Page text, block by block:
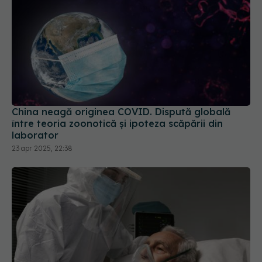
China neagă originea COVID. Dispută globală
între teoria zoonotică și ipoteza scăpării din
laborator
23 apr 2025, 22:38